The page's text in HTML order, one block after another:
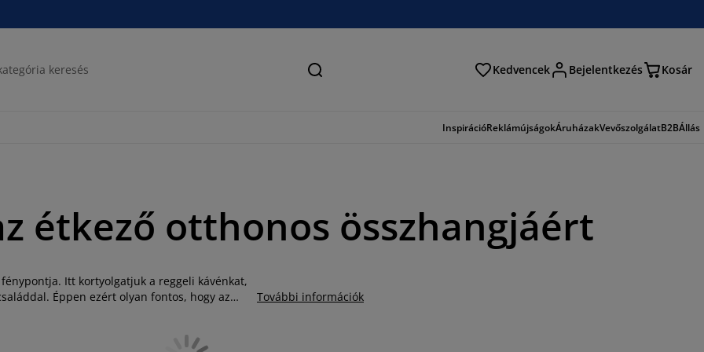
Keresés Kedvencek Bejelentkezés Kosár
InspirációReklámújságokÁruházakVevőszolgálatB2BÁllás
étkező otthonos összhangjáért
Itt kortyolgatjuk a reggeli kávénkat,
Éppen ezért olyan fontos, hogy az
remek étkezőgarnitúrákat kínál Önnek, ennek
További információk